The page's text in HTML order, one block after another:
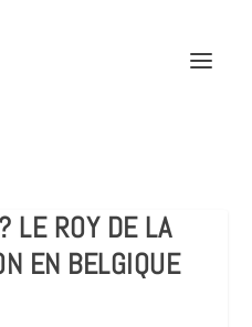
LE ROY DE LA
EN BELGIQUE